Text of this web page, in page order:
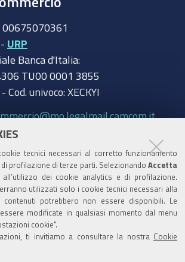
tecnici necessari al corretto funzionamento
profilazione di terze parti. Selezionando Accetta
dei cookie analytics e di profilazione.
utilizzati solo i cookie tecnici necessari alla
contenuti potrebbero non essere disponibili. Le
modificate in qualsiasi momento dal menu
cookie".
ti invitiamo a consultare la nostra Cookie
00675070361
URP
Banca d'Italia:
TU00 0001 3855
univoco: XECKYI
trasparente
Amministratori